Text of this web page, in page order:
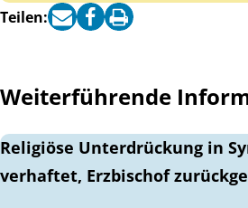
Teilen:
Weiterführende
Religiöse Unterdrückung in
verhaftet, Erzbischof